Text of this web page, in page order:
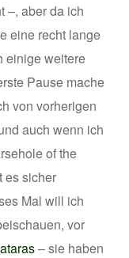
–, aber da ich
eine recht lange
einige weitere
Pause mache
von vorherigen
auch wenn ich
of the
es sicher
Mal will ich
vor
– sie haben